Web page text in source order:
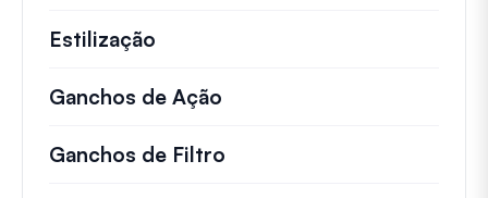
Estilização
Ganchos de Ação
Ganchos de Filtro